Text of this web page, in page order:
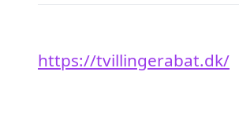
https://tvillingerabat.dk/